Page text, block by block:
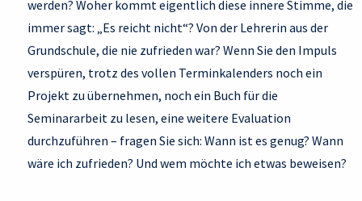
werden? Woher kommt eigentlich diese innere Stimme, die
immer sagt: „Es reicht nicht“? Von der Lehrerin aus der
Grundschule, die nie zufrieden war? Wenn Sie den Impuls
verspüren, trotz des vollen Terminkalenders noch ein
Projekt zu übernehmen, noch ein Buch für die
Seminararbeit zu lesen, eine weitere Evaluation
durchzuführen – fragen Sie sich: Wann ist es genug? Wann
wäre ich zufrieden? Und wem möchte ich etwas beweisen?